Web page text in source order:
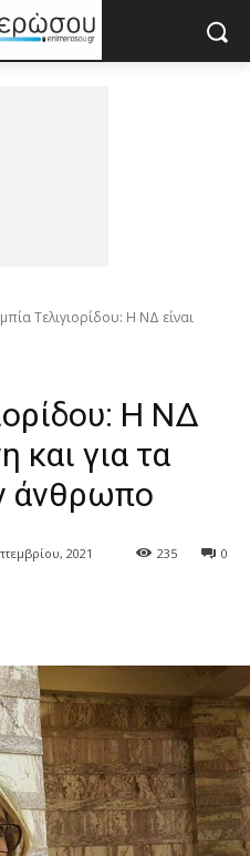
Τελιγιορίδου: Η ΝΔ είναι
Η ΝΔ
και για τα
άνθρωπο
2021 0
235